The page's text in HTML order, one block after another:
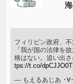
海外
フィリピン政府、
「我が国の法律を
格はない。追い出
tps://t.co/
— もえるあじあ ･∀